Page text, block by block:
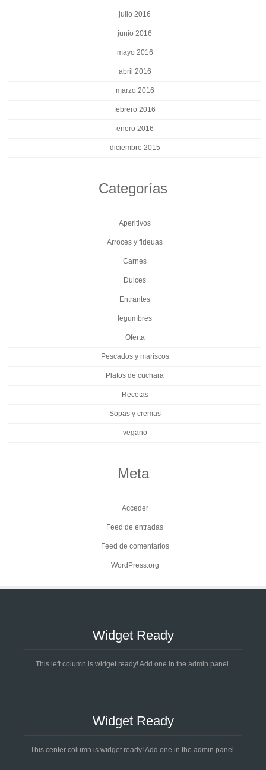
julio 2016
junio 2016
mayo 2016
abril 2016
marzo 2016
febrero 2016
enero 2016
diciembre 2015
Categorías
Aperitivos
Arroces y fideuas
Carnes
Dulces
Entrantes
legumbres
Oferta
Pescados y mariscos
Platos de cuchara
Recetas
Sopas y cremas
vegano
Meta
Acceder
Feed de entradas
Feed de comentarios
WordPress.org
Widget Ready
This left column is widget ready! Add one in the admin panel.
Widget Ready
This center column is widget ready! Add one in the admin panel.